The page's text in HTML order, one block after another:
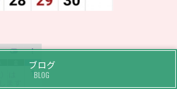
ブログ
BLOG